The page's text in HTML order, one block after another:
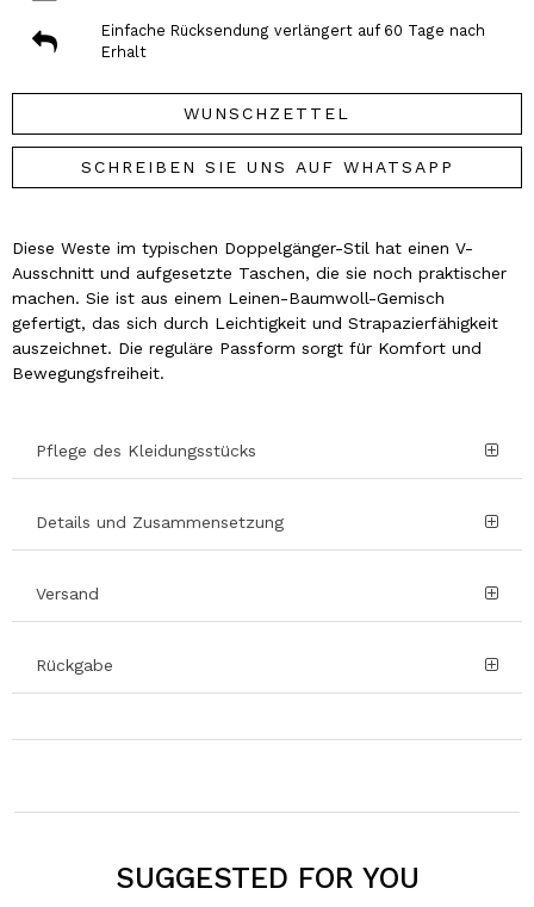
Einfache Rücksendung verlängert auf 60 Tage nach
Erhalt
WUNSCHZETTEL
SCHREIBEN SIE UNS AUF WHATSAPP
Diese Weste im typischen Doppelgänger-Stil hat einen V-
Ausschnitt und aufgesetzte Taschen, die sie noch praktischer
machen. Sie ist aus einem Leinen-Baumwoll-Gemisch
gefertigt, das sich durch Leichtigkeit und Strapazierfähigkeit
auszeichnet. Die reguläre Passform sorgt für Komfort und
Bewegungsfreiheit.
Pflege des Kleidungsstücks
Details und Zusammensetzung
Versand
Rückgabe
SUGGESTED FOR YOU